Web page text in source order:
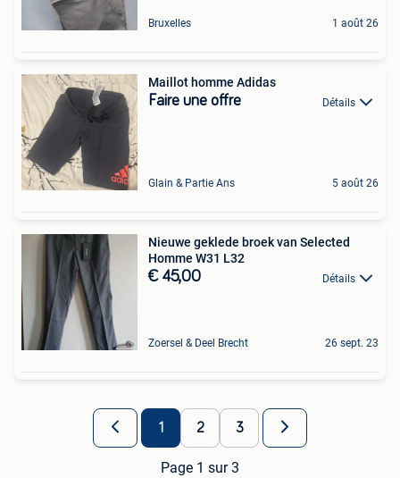
Bruxelles 1 août 26
Maillot homme Adidas
Faire une offre Détails
Glain & Partie Ans 5 août 26
Nieuwe geklede broek van Selected
Homme W31 L32
€ 45,00 Détails
Zoersel & Deel Brecht 26 sept. 23
1 2 3
Page 1 sur 3